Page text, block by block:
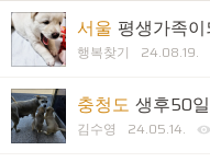
서울 평생가족
행복찾기 24.08.19.
충청도 생후50
김수영 24.05.14.